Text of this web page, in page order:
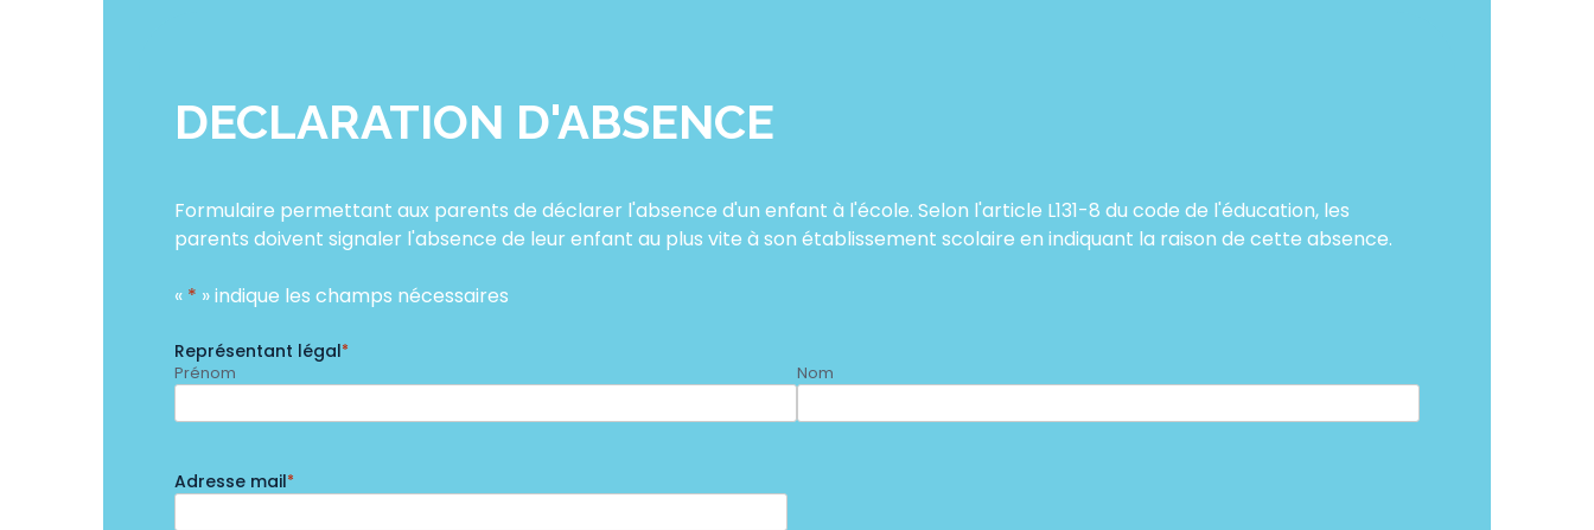
DECLARATION D'ABSENCE
Formulaire permettant aux parents de déclarer l'absence d'un enfant à l'école. Selon l'article L131-8 du code de l'éducation, les
parents doivent signaler l'absence de leur enfant au plus vite à son établissement scolaire en indiquant la raison de cette absence.
« * » indique les champs nécessaires
Représentant légal*
Prénom Nom
Adresse mail*